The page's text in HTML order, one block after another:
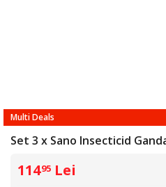
Multi Deals
Set 3 x Sano Insecticid
11495 Lei